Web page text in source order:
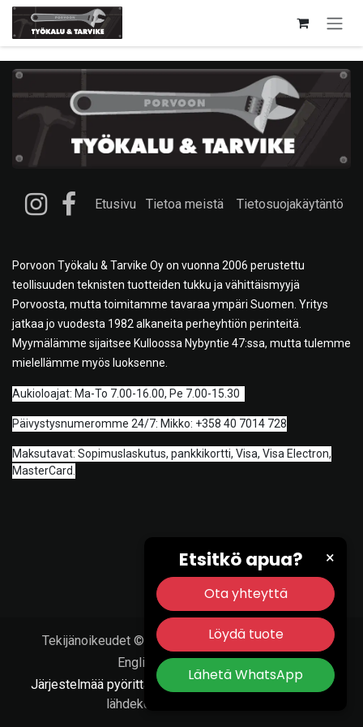
Siirry sisältöön
Etusivu Tietoa meistä Tietosuojakäytäntö
Porvoon Työkalu & Tarvike Oy on vuonna 2006 perustettu
teollisuuden teknisten tuotteiden tukku ja vähittäismyyjä
Porvoosta, mutta toimitamme tavaraa ympäri Suomen. Yritys
jatkaa jo vuodesta 1982 alkaneita perheyhtiön perinteitä.
Myymälämme sijaitsee Kulloossa Nybyntie 47:ssa, mutta tulemme
mielellämme myös luoksenne.
Aukioloajat: Ma-To 7.00-16.00, Pe 7.00-15.30
Päivystysnumeromme 24/7: Mikko: +358 40 7014 728
Maksutavat: Sopimuslaskutus, pankkikortti, Visa, Visa Electron,
MasterCard.
×
Etsitkö apua?
Ota yhteyttä
Löydä tuote
Lähetä WhatsApp
Tekijänoikeudet © Porvoon Työkalu & Tarvike Oy
English (US)
|
Suomi
Järjestelmää pyörittää
- Numero #1 Avoimen
lähdekoodin verkkokauppa